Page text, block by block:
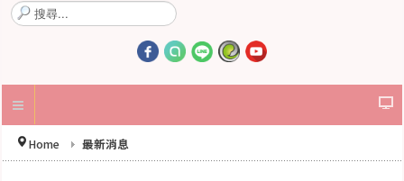
搜
尋
.
Home 最新消息